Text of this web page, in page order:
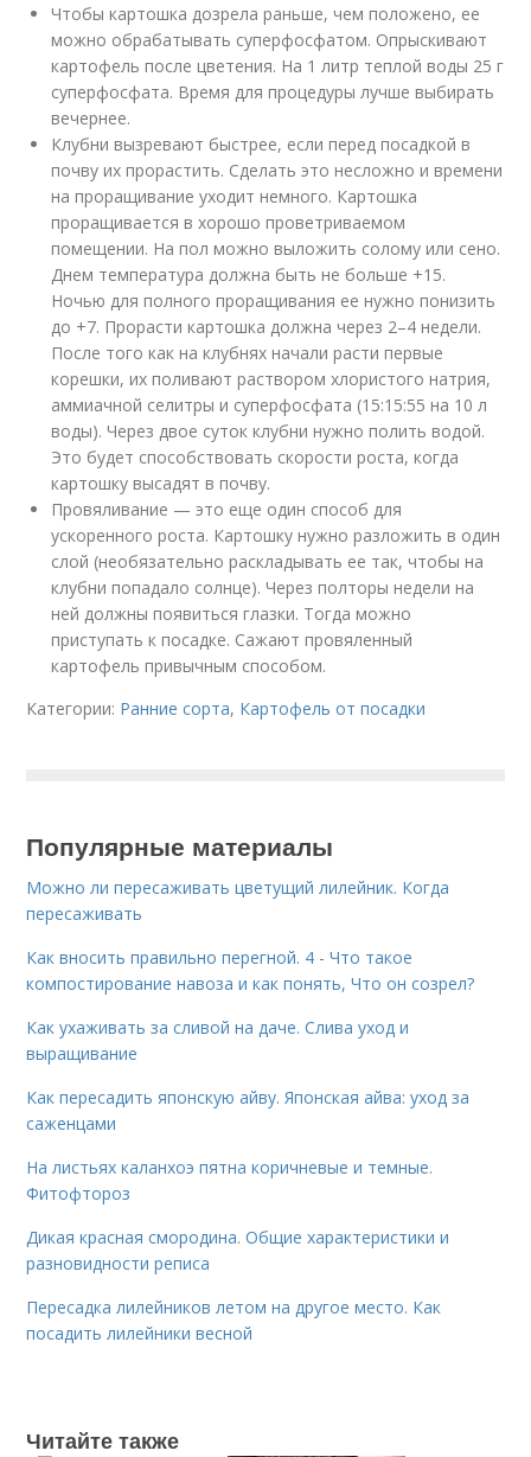
Чтобы картошка дозрела раньше, чем положено, ее
можно обрабатывать суперфосфатом. Опрыскивают
картофель после цветения. На 1 литр теплой воды 25 г
суперфосфата. Время для процедуры лучше выбирать
вечернее.
Клубни вызревают быстрее, если перед посадкой в
почву их прорастить. Сделать это несложно и времени
на проращивание уходит немного. Картошка
проращивается в хорошо проветриваемом
помещении. На пол можно выложить солому или сено.
Днем температура должна быть не больше +15.
Ночью для полного проращивания ее нужно понизить
до +7. Прорасти картошка должна через 2–4 недели.
После того как на клубнях начали расти первые
корешки, их поливают раствором хлористого натрия,
аммиачной селитры и суперфосфата (15:15:55 на 10 л
воды). Через двое суток клубни нужно полить водой.
Это будет способствовать скорости роста, когда
картошку высадят в почву.
Провяливание — это еще один способ для
ускоренного роста. Картошку нужно разложить в один
слой (необязательно раскладывать ее так, чтобы на
клубни попадало солнце). Через полторы недели на
ней должны появиться глазки. Тогда можно
приступать к посадке. Сажают провяленный
картофель привычным способом.
Категории: Ранние сорта, Картофель от посадки
Популярные материалы
Можно ли пересаживать цветущий лилейник. Когда
пересаживать
Как вносить правильно перегной. 4 - Что такое
компостирование навоза и как понять, Что он созрел?
Как ухаживать за сливой на даче. Слива уход и
выращивание
Как пересадить японскую айву. Японская айва: уход за
саженцами
На листьях каланхоэ пятна коричневые и темные.
Фитофтороз
Дикая красная смородина. Общие характеристики и
разновидности реписа
Пересадка лилейников летом на другое место. Как
посадить лилейники весной
Читайте также